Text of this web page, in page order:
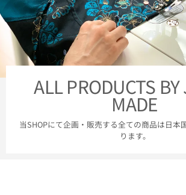
ALL PRODUCTS BY
MADE
当SHOPにて企画・販売する全ての商品は日本
ります。